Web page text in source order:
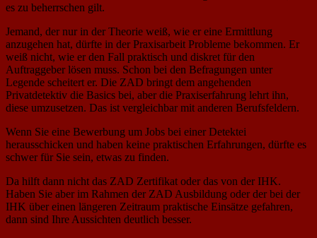
es zu beherrschen gilt.
Jemand, der nur in der Theorie weiß, wie er eine Ermittlung
anzugehen hat, dürfte in der Praxisarbeit Probleme bekommen. Er
weiß nicht, wie er den Fall praktisch und diskret für den
Auftraggeber lösen muss. Schon bei den Befragungen unter
Legende scheitert er. Die ZAD bringt dem angehenden
Privatdetektiv die Basics bei, aber die Praxiserfahrung lehrt ihn,
diese umzusetzen. Das ist vergleichbar mit anderen Berufsfeldern.
Wenn Sie eine Bewerbung um Jobs bei einer Detektei
herausschicken und haben keine praktischen Erfahrungen, dürfte es
schwer für Sie sein, etwas zu finden.
Da hilft dann nicht das ZAD Zertifikat oder das von der IHK.
Haben Sie aber im Rahmen der ZAD Ausbildung oder der bei der
IHK über einen längeren Zeitraum praktische Einsätze gefahren,
dann sind Ihre Aussichten deutlich besser.